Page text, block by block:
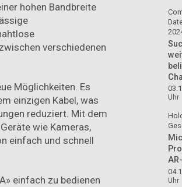
hohen Bandbreite
verschiedenen
Möglichkeiten. Es
einzigen Kabel, was
reduziert. Mit dem
wie Kameras,
einfach und schnell
einfach zu bedienen
Uhr
Uhr